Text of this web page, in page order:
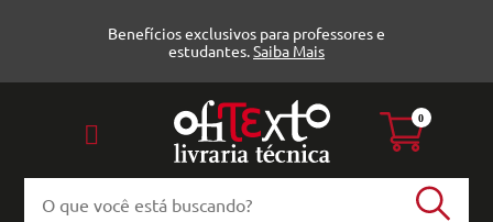
Benefícios exclusivos para professores e
estudantes. Saiba Mais
0